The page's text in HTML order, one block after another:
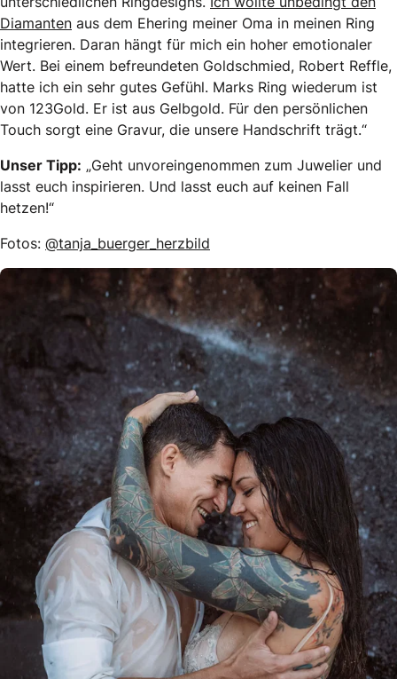
Diamanten aus dem Ehering meiner Oma in meinen Ring
integrieren. Daran hängt für mich ein hoher emotionaler
Wert. Bei einem befreundeten Goldschmied, Robert Reffle,
hatte ich ein sehr gutes Gefühl. Marks Ring wiederum ist
von 123Gold. Er ist aus Gelbgold. Für den persönlichen
Touch sorgt eine Gravur, die unsere Handschrift trägt.“
Unser Tipp: „Geht unvoreingenommen zum Juwelier und
lasst euch inspirieren. Und lasst euch auf keinen Fall
hetzen!“
Fotos: @tanja_buerger_herzbild